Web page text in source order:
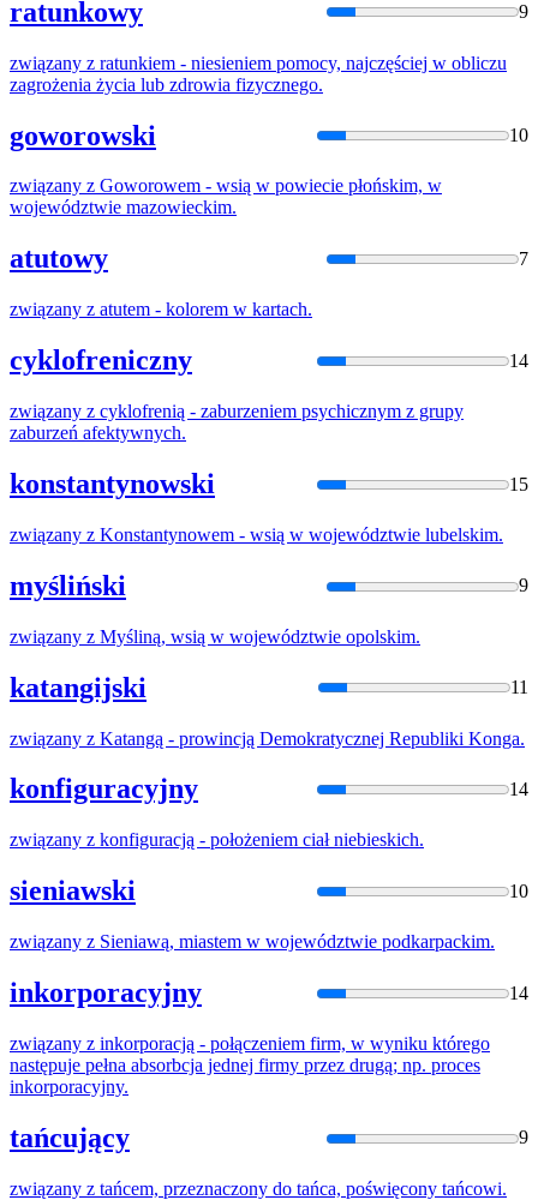
ratunkowy 9
związany z ratunkiem - niesieniem pomocy, najczęściej w obliczu
zagrożenia życia lub zdrowia fizycznego.
goworowski 10
związany z Goworowem - wsią w powiecie płońskim, w
województwie mazowieckim.
atutowy 7
związany z atutem - kolorem w kartach.
cyklofreniczny 14
związany z cyklofrenią - zaburzeniem psychicznym z grupy
zaburzeń afektywnych.
konstantynowski 15
związany z Konstantynowem - wsią w województwie lubelskim.
myśliński 9
związany z Myśliną, wsią w województwie opolskim.
katangijski 11
związany z Katangą - prowincją Demokratycznej Republiki Konga.
konfiguracyjny 14
związany z konfiguracją - położeniem ciał niebieskich.
sieniawski 10
związany z Sieniawą, miastem w województwie podkarpackim.
inkorporacyjny 14
związany z inkorporacją - połączeniem firm, w wyniku którego
następuje pełna absorbcja jednej firmy przez drugą; np. proces
inkorporacyjny.
tańcujący 9
związany z tańcem, przeznaczony do tańca, poświęcony tańcowi.